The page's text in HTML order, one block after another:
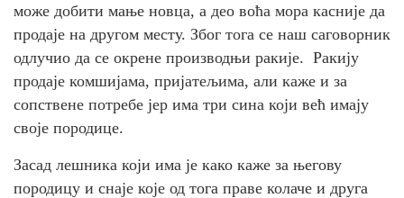
може добити мање новца, а део воћа мора касније да
продаје на другом месту. Због тога се наш саговорник
одлучио да се окрене производњи ракије. Ракију
продаје комшијама, пријатељима, али каже и за
сопствене потребе јер има три сина који већ имају
своје породице.
Засад лешника који има је како каже за његову
породицу и снаје које од тога праве колаче и друга